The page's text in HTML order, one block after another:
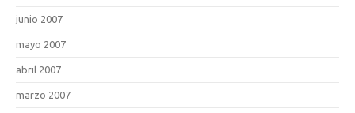
junio 2007
mayo 2007
abril 2007
marzo 2007